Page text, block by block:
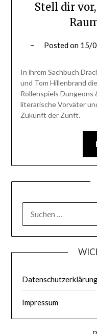
Stell dir
Posted on 15/
In ihrem Sachbuch
und Tom Hillenbrand
Rollenspiels Dungeons
literarische Vorväter
Zukunft der Zunft.
Impressum